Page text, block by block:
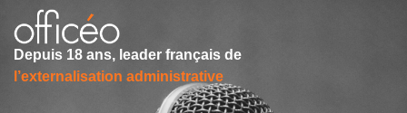
Depuis 18 ans, leader français de
l’externalisation administrative